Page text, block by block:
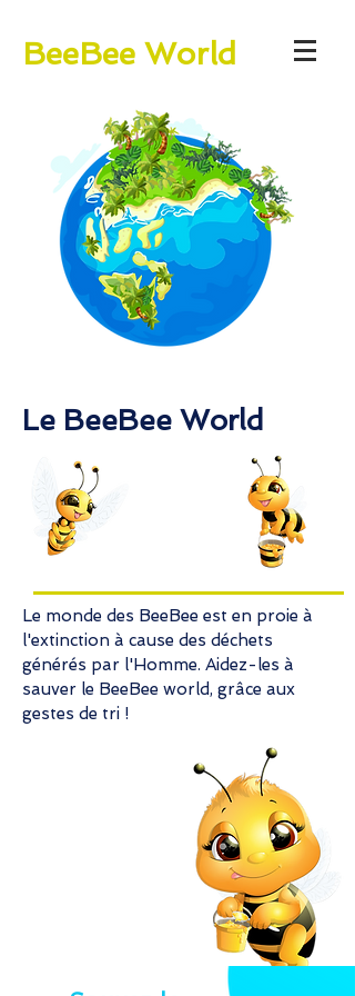
BeeBee World
Le BeeBee World
Le monde des BeeBee est en proie à
l'extinction à cause des déchets
générés par l'Homme. Aidez-les à
sauver le BeeBee world, grâce aux
gestes de tri !